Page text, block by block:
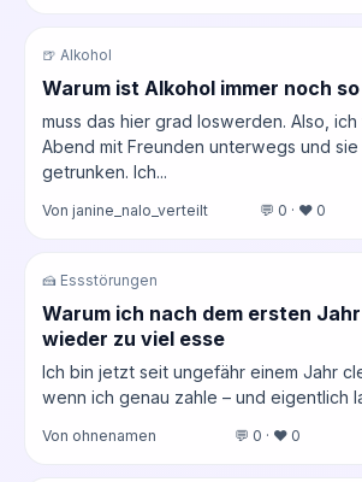
🍺 Alkohol
Warum ist Alkohol immer noch
muss das hier grad loswerden. Also,
Abend mit Freunden unterwegs und
getrunken. Ich...
Von janine_nalo_verteilt 💬 0 · ❤️ 0
🍰 Essstörungen
Warum ich nach dem ersten
wieder zu viel esse
Ich bin jetzt seit ungefähr einem Jahr
wenn ich genau zahle – und eigentlich
Von ohnenamen 💬 0 · ❤️ 0